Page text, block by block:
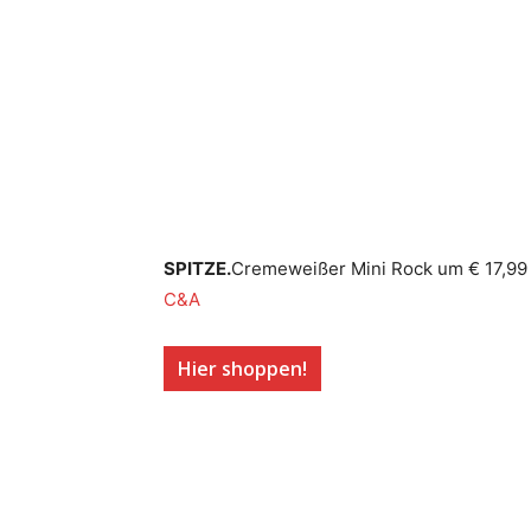
SPITZE.Cremeweißer Mini Rock um €
C&A
Hier shoppen!